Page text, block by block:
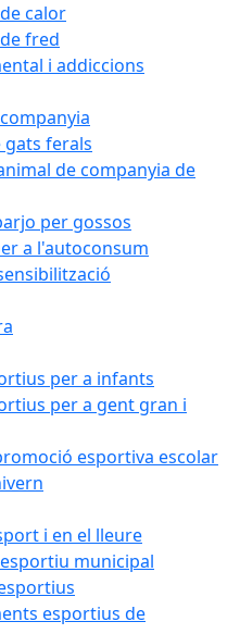
calor
fred
i addiccions
gats ferals
de companyia de
per gossos
a l'autoconsum
per a infants
per a gent gran i
esportiva escolar
i en el lleure
municipal
esportius de